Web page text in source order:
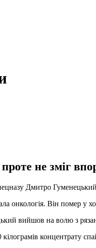
не зміг
Дмитро
онкологія. Він помер у
вийшов на волю з
концентрату